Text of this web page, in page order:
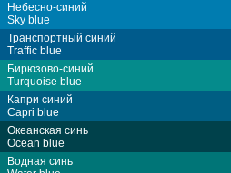
Небесно-синий
Sky blue
Транспортный синий
Traffic blue
Бирюзово-синий
Turquoise blue
Капри синий
Capri blue
Океанская синь
Ocean blue
Водная синь